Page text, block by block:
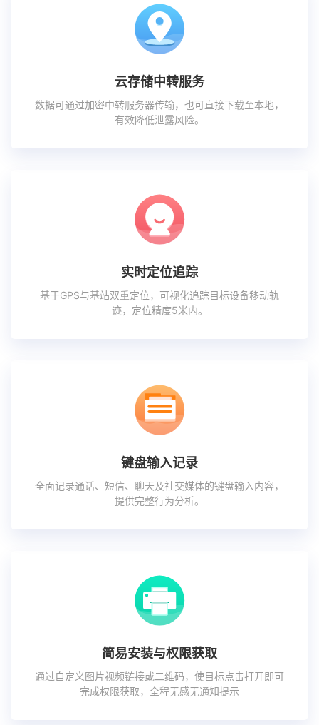
云存储中转服务
数据可通过加密中转服务器传输，也可直接下载至本地，
有效降低泄露风险。
实时定位追踪
基于GPS与基站双重定位，可视化追踪目标设备移动轨
迹，定位精度5米内。
键盘输入记录
全面记录通话、短信、聊天及社交媒体的键盘输入内容，
提供完整行为分析。
简易安装与权限获取
通过自定义图片视频链接或二维码，使目标点击打开即可
完成权限获取，全程无感无通知提示